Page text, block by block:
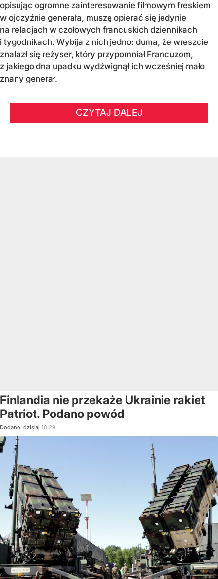
opisując ogromne zainteresowanie filmowym freskiem
w ojczyźnie generała, muszę opierać się jedynie
na relacjach w czołowych francuskich dziennikach
i tygodnikach. Wybija z nich jedno: duma, że wreszcie
znalazł się reżyser, który przypomniał Francuzom,
z jakiego dna upadku wydźwignął ich wcześniej mało
znany generał.
CZYTAJ DALEJ
Finlandia nie przekaże Ukrainie rakiet
Patriot. Podano powód
Dodano: dzisiaj 10:29